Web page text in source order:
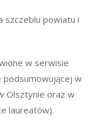
szczeblu powiatu i
w serwisie
w
Olsztynie oraz w
laureatów).